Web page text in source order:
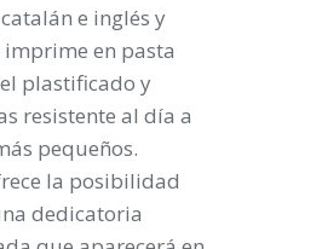
e inglés y
en pasta
plastificado y
resistente al día a
pequeños.
la posibilidad
dedicatoria